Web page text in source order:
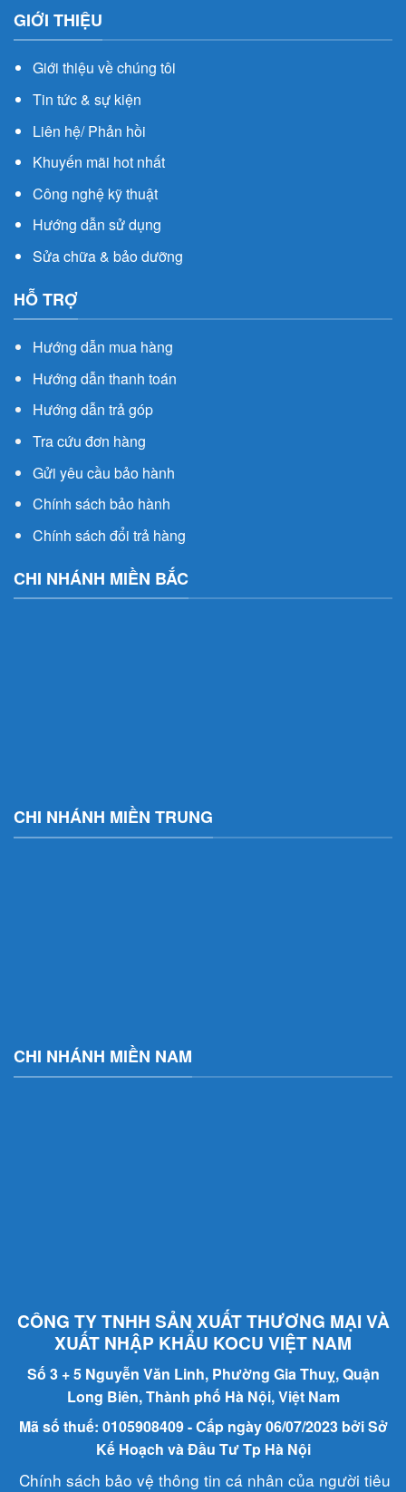
GIỚI THIỆU
Giới thiệu về chúng tôi
Tin tức & sự kiện
Liên hệ/ Phản hồi
Khuyến mãi hot nhất
Công nghệ kỹ thuật
Hướng dẫn sử dụng
Sửa chữa & bảo dưỡng
HỖ TRỢ
Hướng dẫn mua hàng
Hướng dẫn thanh toán
Hướng dẫn trả góp
Tra cứu đơn hàng
Gửi yêu cầu bảo hành
Chính sách bảo hành
Chính sách đổi trả hàng
CHI NHÁNH MIỀN BẮC
CHI NHÁNH MIỀN TRUNG
CHI NHÁNH MIỀN NAM
CÔNG TY TNHH SẢN XUẤT THƯƠNG MẠI VÀ
XUẤT NHẬP KHẨU KOCU VIỆT NAM
Số 3 + 5 Nguyễn Văn Linh, Phường Gia Thuỵ, Quận
Long Biên, Thành phố Hà Nội, Việt Nam
Mã số thuế: 0105908409 - Cấp ngày 06/07/2023 bởi Sở
Kế Hoạch và Đầu Tư Tp Hà Nội
Chính sách bảo vệ thông tin cá nhân của người tiêu